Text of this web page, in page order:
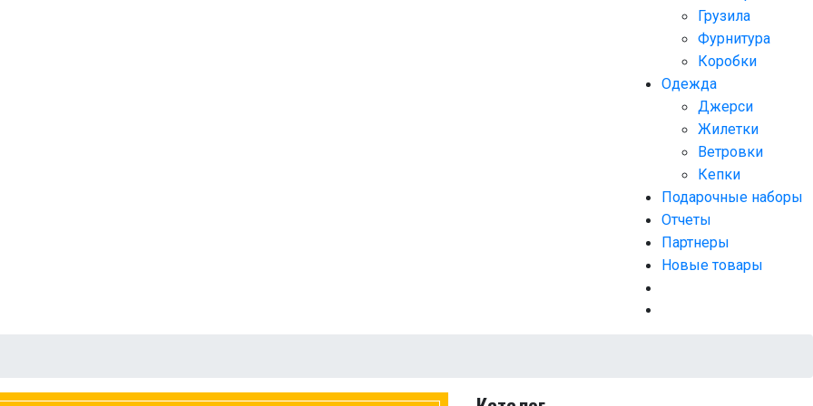
Грузила
Фурнитура
Коробки
Одежда
Джерси
Жилетки
Ветровки
Кепки
Подарочные наборы
Отчеты
Партнеры
Новые товары